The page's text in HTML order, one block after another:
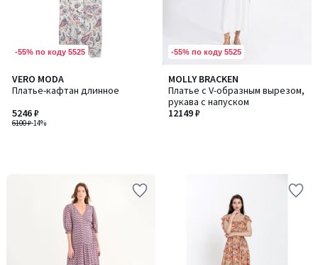
-55% по коду 5525
VERO MODA
Платье-кафтан длинное
6100 ₽-14%
5246 ₽
-55% по коду 5525
MOLLY BRACKEN
Платье с V-образным вырезом,
рукава с напуском
12149 ₽